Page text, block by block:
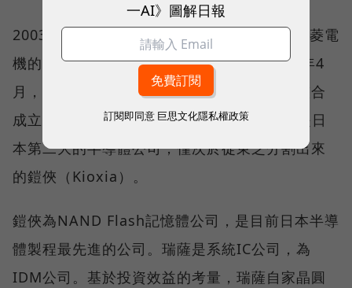
2003年4月，日本日立公司的半導體部門與三菱電
機的半導體部門合併，成立瑞薩科技。2010年4
月，瑞薩科技與NEC半導體部門，透過業務整合
成立瑞薩電子（Renesas）。瑞薩電子目前是日
本第二大的半導體公司，僅次於從東芝分割出來
的鎧俠（Kioxia）。
鎧俠為NAND Flash記憶體公司，是目前日本半導
體製程最先進的公司。瑞薩是系統IC公司，為
IDM公司。基於投資效益的考量，瑞薩自家晶圓
一AI》圖解日報
訂閱即同意 巨思文化隱私權政策